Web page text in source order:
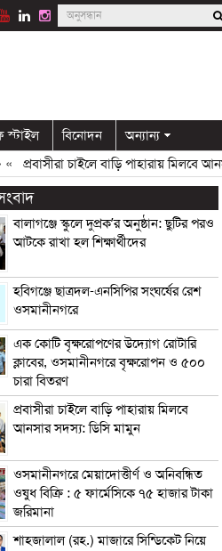
স্টাইল বিনোদন অন্যান্য
প্রবাসীরা চাইলে বাড়ি পাহারায় মিলবে
বালাগঞ্জে স্কুলে দুপ্রক’র অনুষ্ঠান: ছুটির পরও
আটকে রাখা হল শিক্ষার্থীদের
হবিগঞ্জে ছাত্রদল-এনসিপির সংঘর্ষের রেশ
ওসমানীনগরে
এক কোটি বৃক্ষরোপণের উদ্যোগ রোটারি
ক্লাবের, ওসমানীনগরে বৃক্ষরোপন ও ৫০০
চারা বিতরণ
প্রবাসীরা চাইলে বাড়ি পাহারায় মিলবে
আনসার সদস্য: ডিসি মামুন
ওসমানীনগরে মেয়াদোত্তীর্ণ ও অনিবন্ধিত
ওষুধ বিক্রি : ৫ ফার্মেসিকে ৭৫ হাজার টাকা
জরিমানা
শাহজালাল (রহ.) মাজারে সিন্ডিকেট নিয়ে